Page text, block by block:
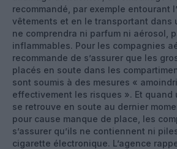
recommandé, par exemple entourant
vêtements et en le transportant dans
ne comprendra ni parfum ni aérosol,
inflammables. Pour les compagnies
recommande de s’assurer que les
placés en soute dans les
sont soumis à des mesures «
effectivement les risques ». Et quand
se retrouve en soute au dernier
pour cause manque de place, les
s’assurer qu’ils ne contiennent ni
cigarette électronique. L’agence